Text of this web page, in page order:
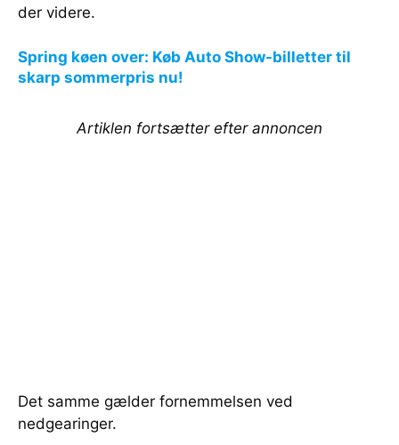
der videre.
Spring køen over: Køb Auto Show-billetter til
skarp sommerpris nu!
Artiklen fortsætter efter annoncen
Det samme gælder fornemmelsen ved
nedgearinger.